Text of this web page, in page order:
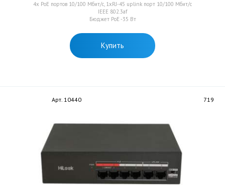
4х PoE портов 10/100 Мбит/с, 1xRJ-45 uplink порт 10/100 Мбит/с
IEEE 802.3af
Бюджет PoE -35 Вт
Купить
Арт. 10440 719